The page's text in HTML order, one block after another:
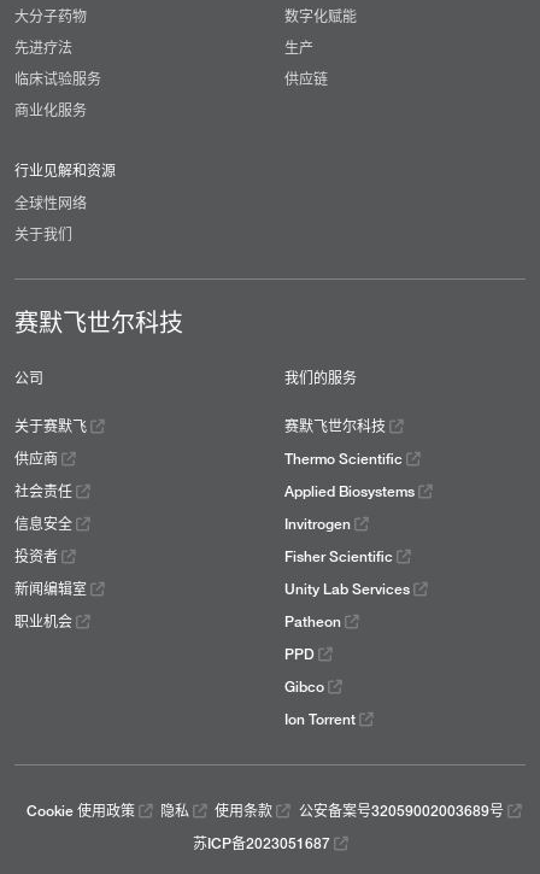
大分子药物
先进疗法
临床试验服务
商业化服务
数字化赋能
生产
供应链
行业见解和资源
全球性网络
关于我们
赛默飞世尔科技
公司
关于赛默飞
供应商
社会责任
信息安全
投资者
新闻编辑室
职业机会
我们的服务
赛默飞世尔科技
Thermo Scientific
Applied Biosystems
Invitrogen
Fisher Scientific
Unity Lab Services
Patheon
PPD
Gibco
Ion Torrent
Cookie 使用政策 隐私 使用条款
公安备案号32059002003689号
苏ICP备2023051687